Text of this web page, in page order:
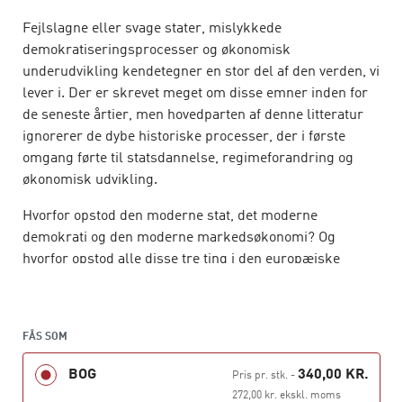
Fejlslagne eller svage stater, mislykkede
demokratiseringsprocesser og økonomisk
underudvikling kendetegner en stor del af den verden, vi
lever i. Der er skrevet meget om disse emner inden for
de seneste årtier, men hovedparten af denne litteratur
ignorerer de dybe historiske processer, der i første
omgang førte til statsdannelse, regimeforandring og
økonomisk udvikling.
Hvorfor opstod den moderne stat, det moderne
demokrati og den moderne markedsøkonomi? Og
hvorfor opstod alle disse tre ting i den europæiske
Denne bog går til roden i forsøget på at besvare disse
spørgsmål. Bogen indkredser, hvorfor Europa og Asien
fra naturens hånd måtte distancere verdens øvrige
FÅS SOM
BOG Pris pr. stk.- 340,00 KR.
272,00 kr. ekskl. moms